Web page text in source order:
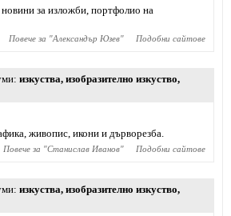
за изложби, портфолио на
Повече за "Александър Юзев" Подобни сайтове
изкуства, изобразително изкуство,
живопис, икони и дърворезба.
Повече за "Станислав Иванов" Подобни сайтове
изкуства, изобразително изкуство,